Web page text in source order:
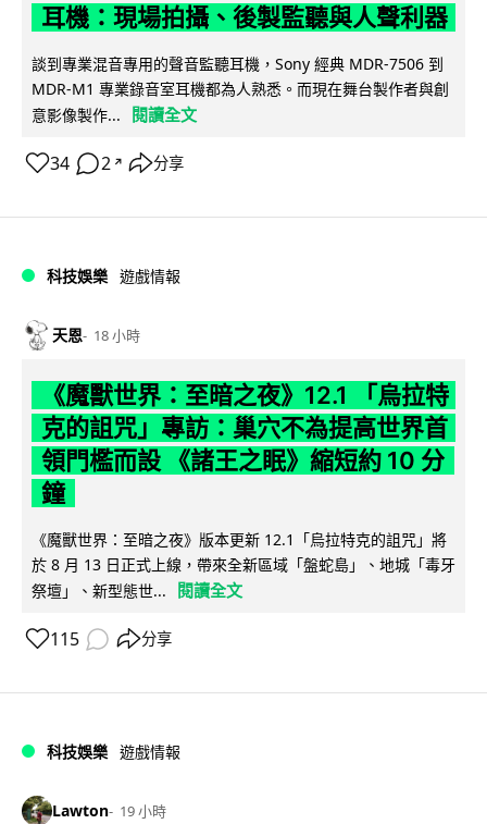
耳機：現場拍攝、後製監聽與人聲利器
談到專業混音專用的聲音監聽耳機，Sony 經典 MDR-7506 到
MDR-M1 專業錄音室耳機都為人熟悉。而現在舞台製作者與創
意影像製作...
閱讀全文
34 2 ↗ 分享
科技娛樂 遊戲情報
天恩 18 小時
《魔獸世界：至暗之夜》12.1 「烏拉特
克的詛咒」專訪：巢穴不為提高世界首
領門檻而設 《諸王之眠》縮短約 10 分
鐘
《魔獸世界：至暗之夜》版本更新 12.1「烏拉特克的詛咒」將
於 8 月 13 日正式上線，帶來全新區域「盤蛇島」、地城「毒牙
祭壇」、新型態世...
閱讀全文
115 分享
科技娛樂 遊戲情報
Lawton 19 小時